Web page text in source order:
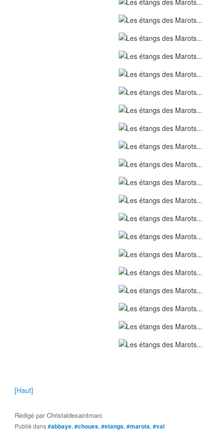
[Haut]
Rédigé parChristaldesaintmarc
Publié dans#abbaye, #choues, #etangs, #marots, #val